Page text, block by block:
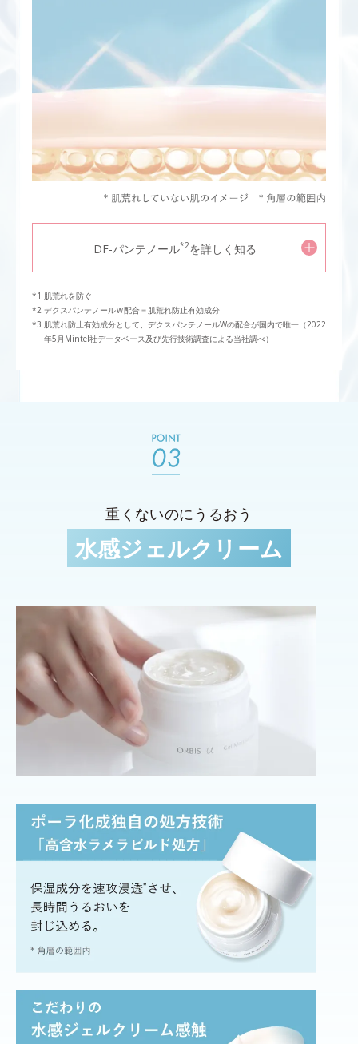
DF-パンテノール*2を詳しく知る
肌荒れを防ぐ
デクスパンテノールＷ配合＝肌荒れ防止有効成分
肌荒れ防止有効成分として、デクスパンテノールWの配合が国内で唯一（2022
年5月Mintel社データベース及び先行技術調査による当社調べ）
重くないのにうるおう
水感ジェルクリーム